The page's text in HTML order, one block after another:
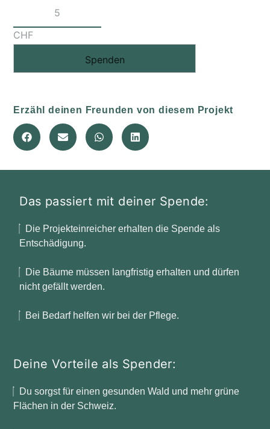
CHF
Spenden
Erzähl deinen Freunden von diesem Projekt
Das passiert mit deiner Spende:
Die Projekteinreicher erhalten die Spende als
Entschädigung.
Die Bäume müssen langfristig erhalten und dürfen
nicht gefällt werden.
Bei Bedarf helfen wir bei der Pflege.
Deine Vorteile als Spender:
Du sorgst für einen gesunden Wald und mehr grüne
Flächen in der Schweiz.